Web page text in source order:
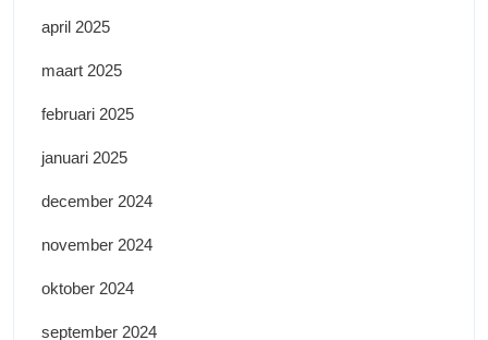
april 2025
maart 2025
februari 2025
januari 2025
december 2024
november 2024
oktober 2024
september 2024